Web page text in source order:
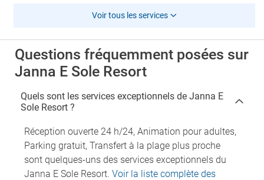
Voir tous les services
Questions fréquemment posées sur
Janna E Sole Resort
Quels sont les services exceptionnels de Janna E
Sole Resort ?
Réception ouverte 24 h/24, Animation pour adultes,
Parking gratuit, Transfert à la plage plus proche
sont quelques-uns des services exceptionnels du
Janna E Sole Resort. Voir la liste complète des